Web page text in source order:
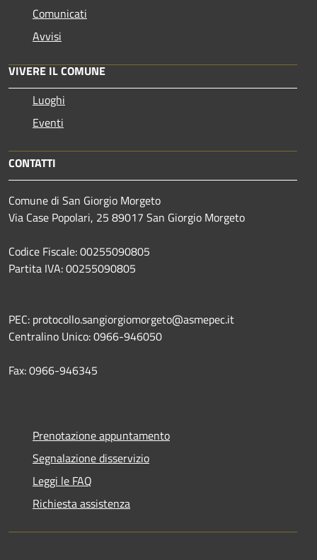
Comunicati
Avvisi
VIVERE IL COMUNE
Luoghi
Eventi
CONTATTI
Comune di San Giorgio Morgeto
Via Case Popolari, 25 89017 San Giorgio Morgeto
Codice Fiscale: 00255090805
Partita IVA: 00255090805
PEC: protocollo.sangiorgiomorgeto@asmepec.it
Centralino Unico: 0966-946050
Fax: 0966-946345
Prenotazione appuntamento
Segnalazione disservizio
Leggi le FAQ
Richiesta assistenza